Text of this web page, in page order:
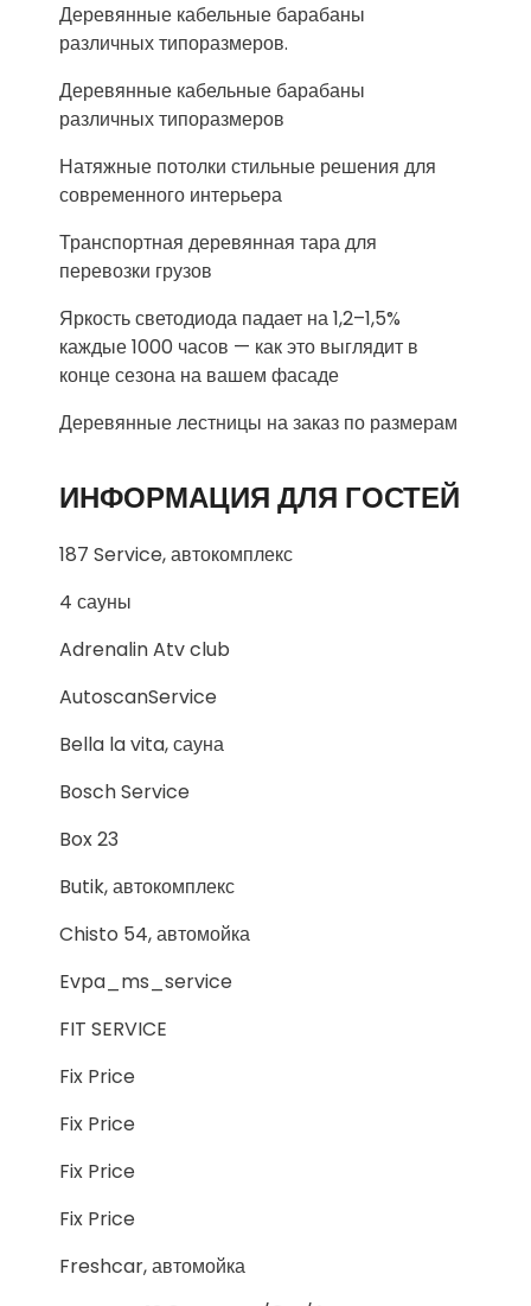
Деревянные кабельные барабаны
различных типоразмеров.
Деревянные кабельные барабаны
различных типоразмеров
Натяжные потолки стильные решения для
современного интерьера
Транспортная деревянная тара для
перевозки грузов
Яркость светодиода падает на 1,2–1,5%
каждые 1000 часов — как это выглядит в
конце сезона на вашем фасаде
Деревянные лестницы на заказ по размерам
ИНФОРМАЦИЯ ДЛЯ ГОСТЕЙ
187 Service, автокомплекс
4 сауны
Adrenalin Atv club
AutoscanService
Bella la vita, сауна
Bosch Service
Box 23
Butik, автокомплекс
Chisto 54, автомойка
Evpa_ms_service
FIT SERVICE
Fix Price
Fix Price
Fix Price
Fix Price
Freshcar, автомойка